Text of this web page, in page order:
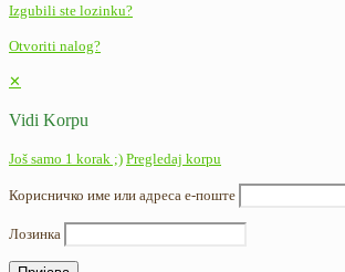
Izgubili ste lozinku?
Otvoriti nalog?
✕
Vidi Korpu
Još samo 1 korak ;) Pregledaj korpu
Корисничко име или адреса е-поште
Лозинка